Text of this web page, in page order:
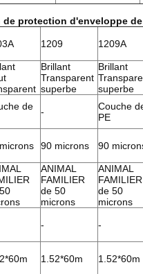
protection d'enveloppe
1209 1209A
Brillant
Transparent
superbe
Brillant
superbe
de
-
Couche
PE
90 microns 90
ANIMAL
FAMILIER
de 50
microns
ANIMAL
FAMILIER
de 50
microns
- -
1.52*60m 1.52*60m